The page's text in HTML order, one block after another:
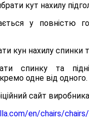
кут нахилу
у повністю
кун нахилу спинки
спинку та
одне від одного.
сайт
en/chairs/